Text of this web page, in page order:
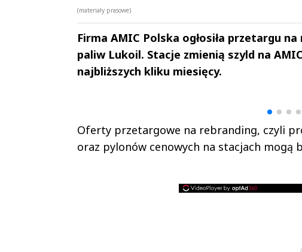
(materiały prasowe)
Firma AMIC Polska ogłosiła przetargu
paliw Lukoil. Stacje zmienią szyld na
najbliższych kliku miesięcy.
Oferty przetargowe na rebranding, czyli
oraz pylonów cenowych na stacjach mogą
Andrzej i Marta
Marta i Andrzej